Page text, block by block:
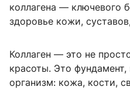
коллагена — ключевого
здоровье кожи,
Коллаген — это не
красоты. Это
организм: кожа, кости,